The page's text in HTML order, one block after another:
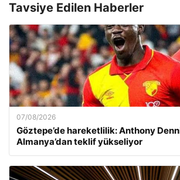
Tavsiye Edilen Haberler
07/08/2026
Göztepe’de hareketlilik: Anthony
Almanya’dan teklif yükseliyor